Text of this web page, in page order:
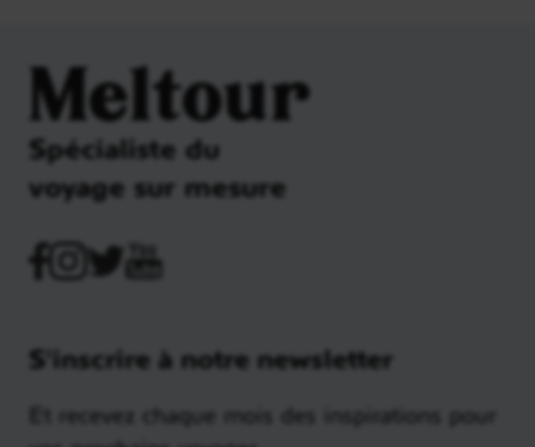
Meltour
Spécialiste du
voyage sur mesure
S'inscrire à notre newsletter
Et recevez chaque mois des inspirations pour